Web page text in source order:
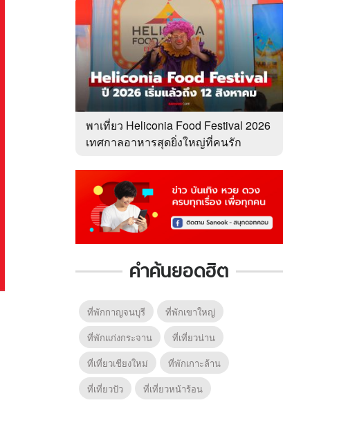
พาเที่ยว Heliconia Food Festival 2026
เทศกาลอาหารสุดยิ่งใหญ่ที่คนรัก
คำค้นยอดฮิต
ที่พักกาญจนบุรี
ที่พักเขาใหญ่
ที่พักแก่งกระจาน
ที่เที่ยวน่าน
ที่เที่ยวเชียงใหม่
ที่พักเกาะล้าน
ที่เที่ยวปัว
ที่เที่ยวหน้าร้อน